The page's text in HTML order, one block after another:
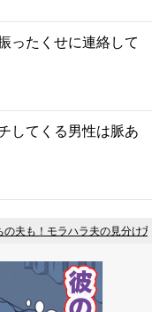
ったくせに連絡して
してくる男性は脈あ
の夫も！モラハラ夫の見分け